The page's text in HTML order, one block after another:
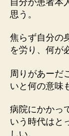
思う。
焦らず自分の
を労り、何が
周りがあーだ
いと何の意味
病院にかかっ
いう時代はと
しい。